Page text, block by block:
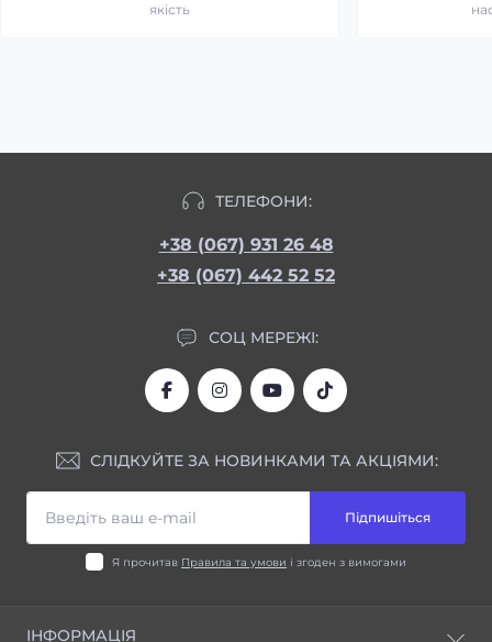
якість
ТЕЛЕФОНИ:
+38 (067) 931 26 48
+38 (067) 442 52 52
СОЦ МЕРЕЖІ:
СЛІДКУЙТЕ ЗА НОВИНКАМИ ТА АКЦІЯМИ:
Підпишіться
Я прочитав Правила та умови і згоден з вимогами
ІНФОРМАЦІЯ